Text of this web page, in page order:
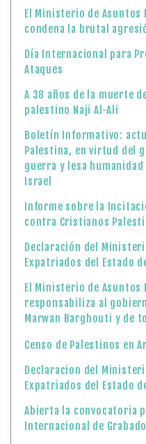
El Ministerio de
condena la brutal
Día Internacional para
Ataques
A 38 años de la muerte
palestino Naji Al-Ali
Boletín Informativo:
Palestina, en virtud del
guerra y lesa
Israel
Informe sobre la
contra Cristianos
Declaración del
Expatriados del Estado
El Ministerio de
responsabiliza al
Marwan Barghouti y de
Censo de Palestinos en
Declaracion del
Expatriados del Estado
Abierta la convocatoria
Internacional de